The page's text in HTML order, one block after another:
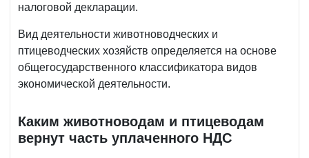
налоговой декларации.
Вид деятельности животноводческих и
птицеводческих хозяйств определяется на основе
общегосударственного классификатора видов
экономической деятельности.
Каким животноводам и птицеводам
вернут часть уплаченного НДС